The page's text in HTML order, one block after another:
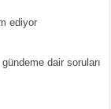
ediyor
dair soruları